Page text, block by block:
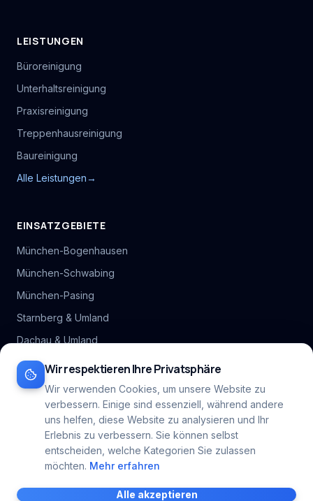
LEISTUNGEN
Büroreinigung
Unterhaltsreinigung
Praxisreinigung
Treppenhausreinigung
Baureinigung
Alle Leistungen→
EINSATZGEBIETE
München-Bogenhausen
München-Schwabing
München-Pasing
Starnberg & Umland
Dachau & Umland
Alle Stadtteil-Hubs
Inhaltsverzeichnis
Alle Gebiete→
©2026RB Gebäudereinigung. Alle Rechte vorbehalten.
Datenschutz|Cookie-Einstellungen
Wir respektieren Ihre Privatsphäre
Wir verwenden Cookies, um unsere Website zu
verbessern. Einige sind essenziell, während andere
uns helfen, diese Website zu analysieren und Ihr
Erlebnis zu verbessern. Sie können selbst
entscheiden, welche Kategorien Sie zulassen
möchten. Mehr erfahren
Alle akzeptieren